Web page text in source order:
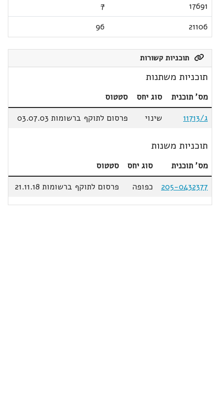
17691
7
21106
96
תוכניות קשורות
תוכניות משתנות
מס' תוכנית סוג יחס
סטטוס
ג/11713
שינוי פרסום לתוקף ברשומות 03.07.03
תוכניות משנות
מס' תוכנית סוג יחס
סטטוס
205-0432377
כפופה פרסום לתוקף ברשומות 21.11.18